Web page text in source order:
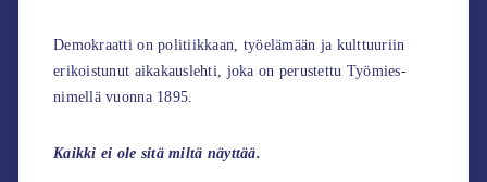
Demokraatti on politiikkaan, työelämään ja kulttuuriin
erikoistunut aikakauslehti, joka on perustettu Työmies-
nimellä vuonna 1895.
Kaikki ei ole sitä miltä näyttää.